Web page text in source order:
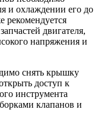
и охлаждении его до
рекомендуется
двигателя,
напряжения и
снять крышку
доступ к
инструмента
клапанов и